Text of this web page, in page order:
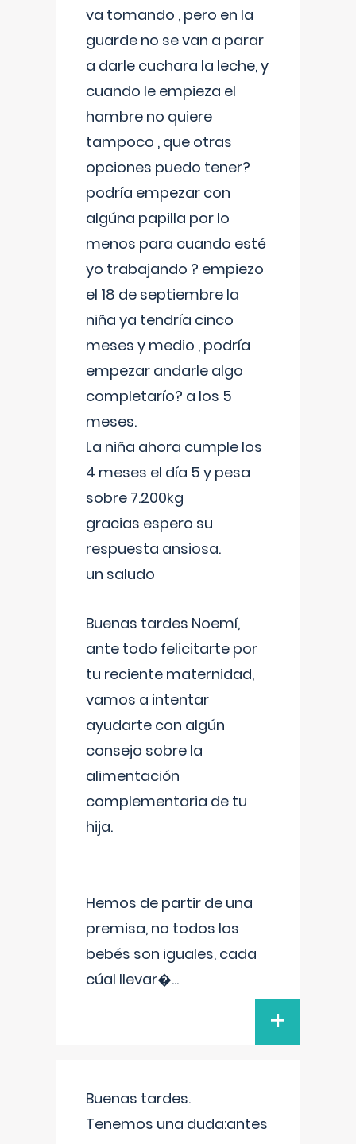
va tomando , pero en la
guarde no se van a parar
a darle cuchara la leche, y
cuando le empieza el
hambre no quiere
tampoco , que otras
opciones puedo tener?
podría empezar con
algúna papilla por lo
menos para cuando esté
yo trabajando ? empiezo
el 18 de septiembre la
niña ya tendría cinco
meses y medio , podría
empezar andarle algo
completarío? a los 5
meses.
La niña ahora cumple los
4 meses el día 5 y pesa
sobre 7.200kg
gracias espero su
respuesta ansiosa.
un saludo
Buenas tardes Noemí,
ante todo felicitarte por
tu reciente maternidad,
vamos a intentar
ayudarte con algún
consejo sobre la
alimentación
complementaria de tu
hija.
Hemos de partir de una
premisa, no todos los
bebés son iguales, cada
cúal llevar�...
+
Buenas tardes.
Tenemos una duda:antes